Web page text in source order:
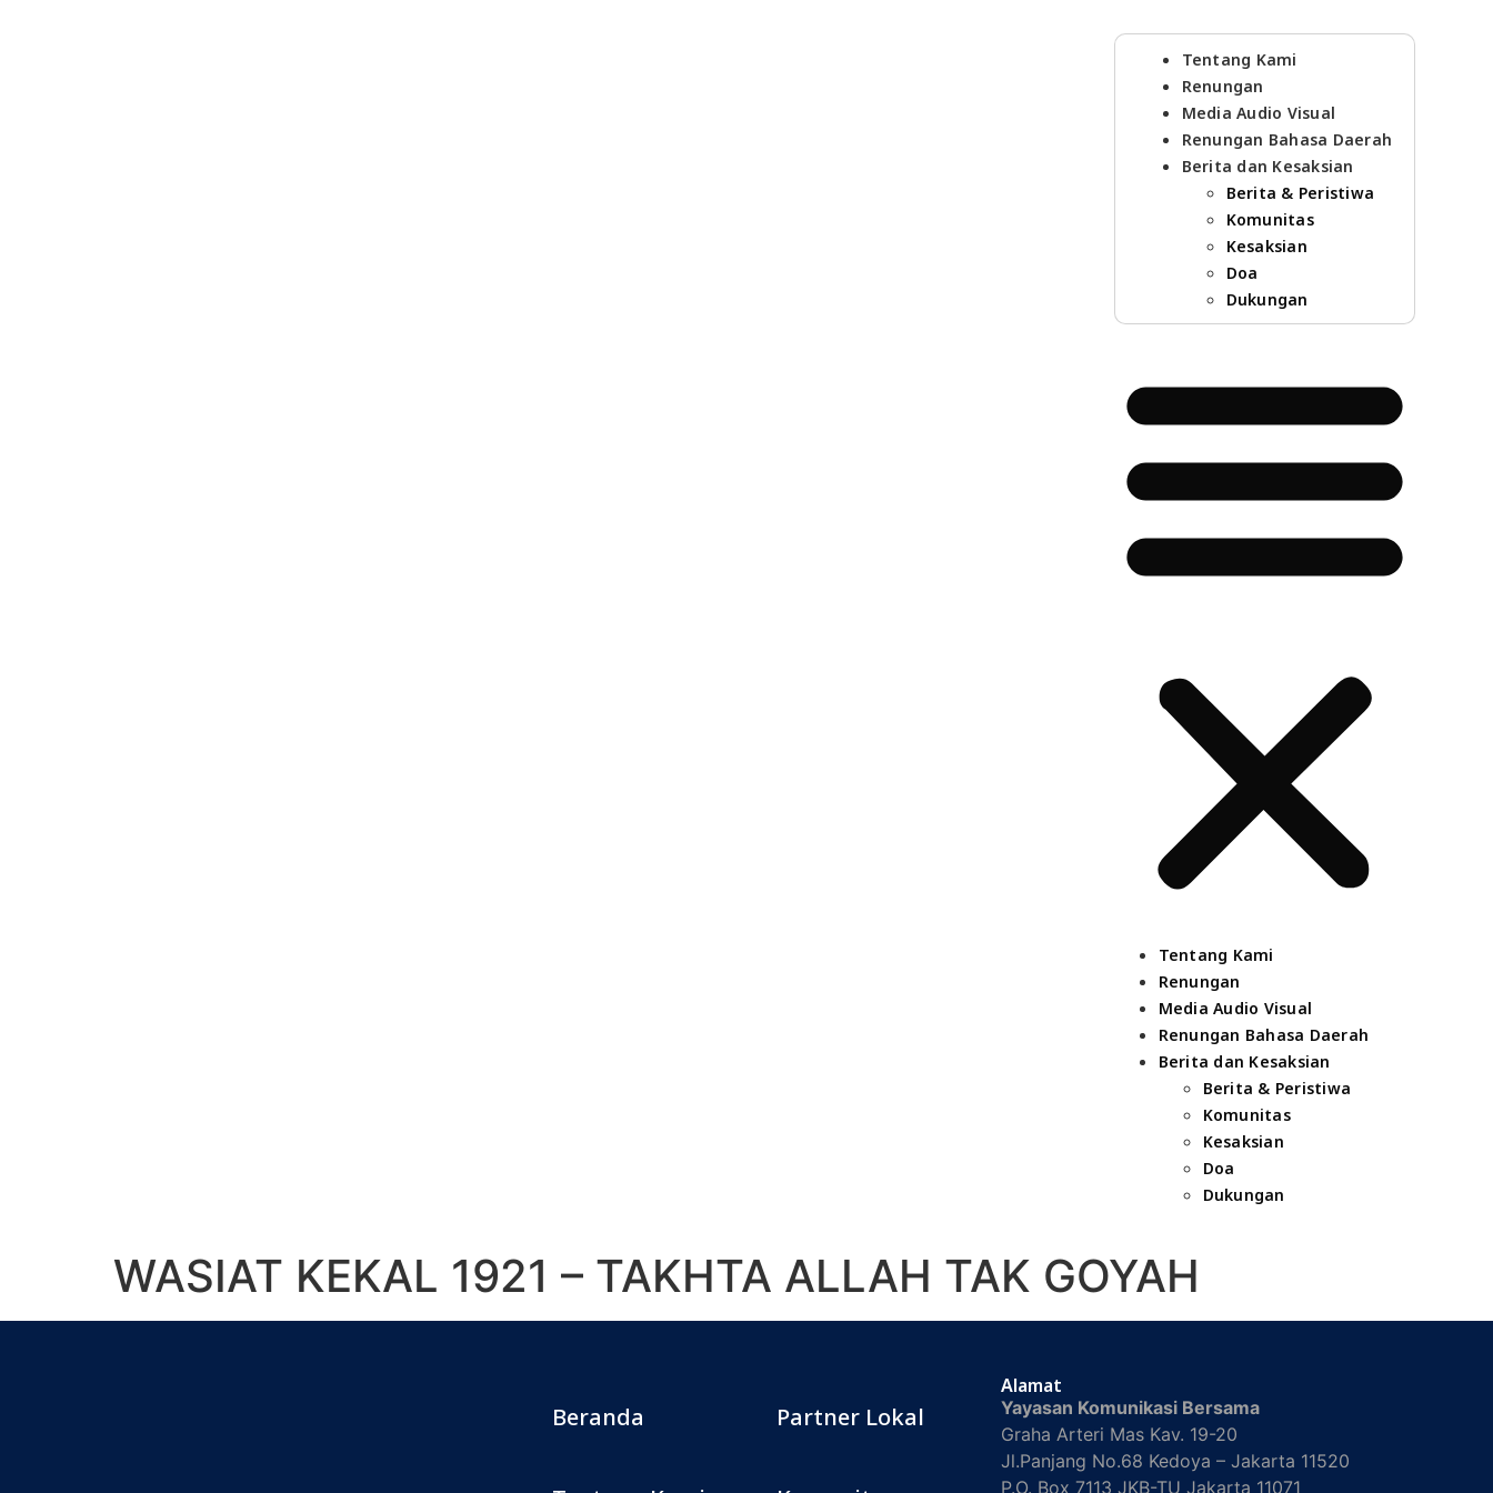
Tentang Kami
Renungan
Media Audio Visual
Renungan Bahasa Daerah
Berita dan Kesaksian
Berita & Peristiwa
Komunitas
Kesaksian
Doa
Dukungan
Tentang Kami
Renungan
Media Audio Visual
Renungan Bahasa Daerah
Berita dan Kesaksian
Berita & Peristiwa
Komunitas
Kesaksian
Doa
Dukungan
WASIAT KEKAL 1921 – TAKHTA ALLAH TAK GOYAH
Beranda Partner Lokal
Alamat
Yayasan Komunikasi Bersama
Graha Arteri Mas Kav. 19-20
Jl.Panjang No.68 Kedoya – Jakarta 11520
P.O. Box 7113 JKB-TU Jakarta 11071